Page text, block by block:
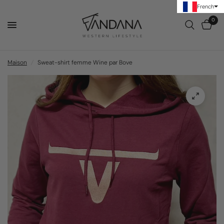
0
Maison Sweat-shirt femme Wine par Bove
French